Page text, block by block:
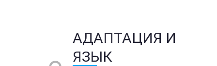
АДАПТАЦИЯ И
ЯЗЫК